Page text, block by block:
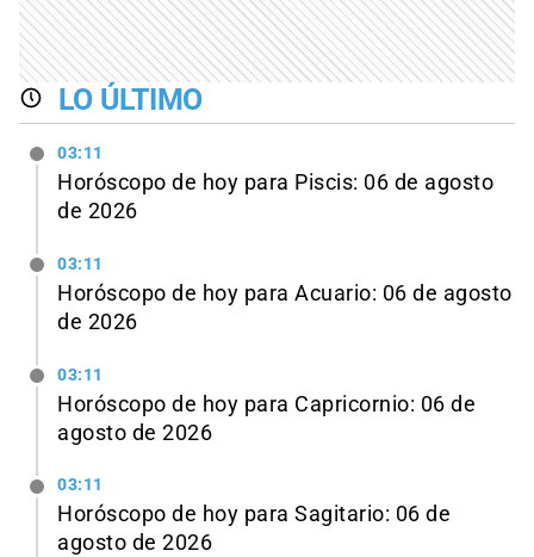
LO ÚLTIMO
03:11
Horóscopo de hoy para Piscis: 06 de agosto
de 2026
03:11
Horóscopo de hoy para Acuario: 06 de agosto
de 2026
03:11
Horóscopo de hoy para Capricornio: 06 de
agosto de 2026
03:11
Horóscopo de hoy para Sagitario: 06 de
agosto de 2026